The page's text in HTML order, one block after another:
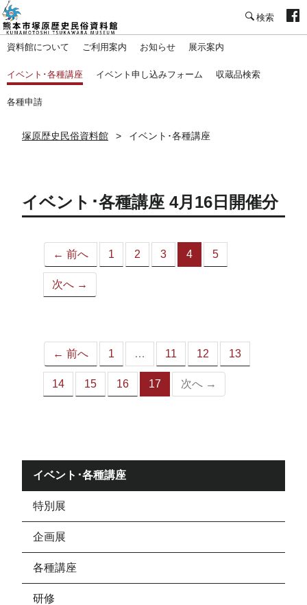
資料館について ご利用案内 お知らせ 展示案内
イベント･各種講座 イベント申し込みフォーム 収蔵品検索
各種申請
塚原歴史民俗資料館 イベント･各種講座
イベント･各種講座 4月16日開催分
← 前へ 1 2 3 4
（こ
5
次へ →
← 前へ 1 … 11 12 13
14 15 16 17
（こ
次へ →
イベント･各種講座
特別展
企画展
各種講座
研修